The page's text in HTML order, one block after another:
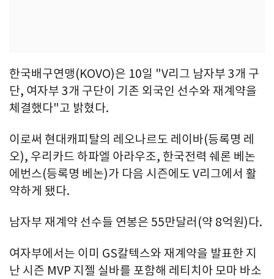
한국배구연맹(KOVO)은 10일 "V리그 남자부 3개 구
단, 여자부 3개 구단이 기존 외국인 선수와 재계약을
체결했다"고 밝혔다.
이로써 현대캐피탈의 레오나르도 레이바(등록명 레
오), 우리카드 하파엘 아라우조, 한국전력 쉐론 베논
에번스(등록명 베논)가 다음 시즌에도 V리그에서 활
약하게 됐다.
남자부 재계약 선수들 연봉은 55만달러(약 8억원)다.
여자부에서는 이미 GS칼텍스와 재계약을 발표한 지
난 시즌 MVP 지젤 실바를 포함해 레티치아 모마 바소